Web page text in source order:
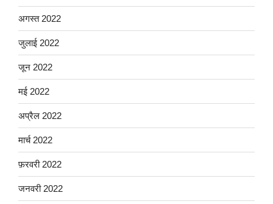
अगस्त 2022
जुलाई 2022
जून 2022
मई 2022
अप्रैल 2022
मार्च 2022
फ़रवरी 2022
जनवरी 2022